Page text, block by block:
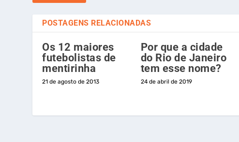
POSTAGENS RELACIONADAS
Os 12 maiores
futebolistas de
mentirinha
21 de agosto de 2013
Por que a cidade
do Rio de Janeiro
tem esse nome?
24 de abril de 2019